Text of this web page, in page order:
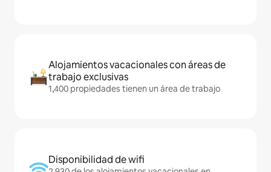
Alojamientos vacacionales con áreas de
trabajo exclusivas
1,400 propiedades tienen un área de trabajo
Disponibilidad de wifi